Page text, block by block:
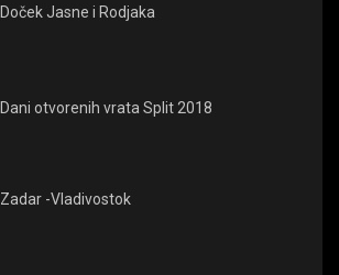
Doček Jasne i Rodjaka
Dani otvorenih vrata Split 2018
Zadar -Vladivostok